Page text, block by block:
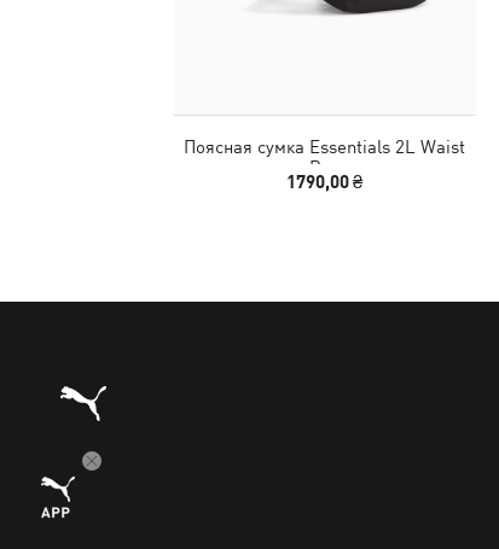
Поясная сумка Essentials 2L Waist
Bag
1790,00 ₴